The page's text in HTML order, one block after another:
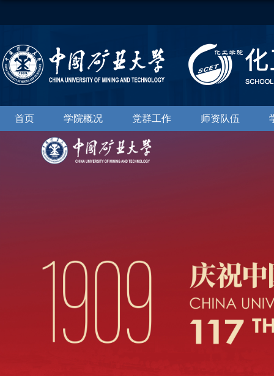
首页 学院概况 党群工作 师资队伍